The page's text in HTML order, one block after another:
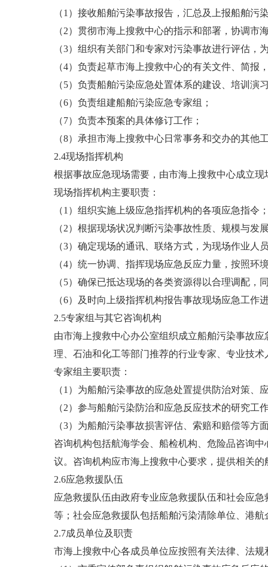
（1）接收船舶污染事故报告，汇总及上报船舶污
（2）贯彻市海上搜救中心的指示和部署，协调
（3）组织有关部门和专家对污染事故进行评估，
（4）负责起草市海上搜救中心的有关文件、简
（5）负责船舶污染应急处置体系的建设、培训演
（6）负责组建船舶污染应急专家组；
（7）负责本预案的具体修订工作；
（8）承担市海上搜救中心日常事务和交办的其他
2.4现场指挥机构
根据事故应急现场需要，由市海上搜救中心成立
现场指挥机构主要职责：
（1）组织实施上级应急指挥机构的各项应急指令
（2）根据现场状况判断污染事故性质、规模与发
（3）确定现场的通讯、联络方式，为现场作业人
（4）统一协调、指挥现场应急反应力量，按照
（5）确保已抵达现场的各类资源得以合理调配，
（6）及时向上级指挥机构报告事故现场应急工作
2.5专家组与其它咨询机构
由市海上搜救中心办公室组织成立船舶污染事故
理、石油和化工等部门推荐的行业专家、专业技术
专家组主要职责：
（1）为船舶污染事故的应急处置提供防治对策
（2）参与船舶污染防治和应急反应技术的研究工
（3）为船舶污染事故损害评估、索赔和赔偿等方
咨询机构包括航海学会、船检机构、危险品咨询
议。咨询机构应市海上搜救中心要求，提供相关
2.6应急救援队伍
应急救援队伍由政府专业应急救援队伍和社会应
等；社会应急救援队包括船舶污染清除单位、港
2.7成员单位及职责
市海上搜救中心各成员单位应按照有关法律、法